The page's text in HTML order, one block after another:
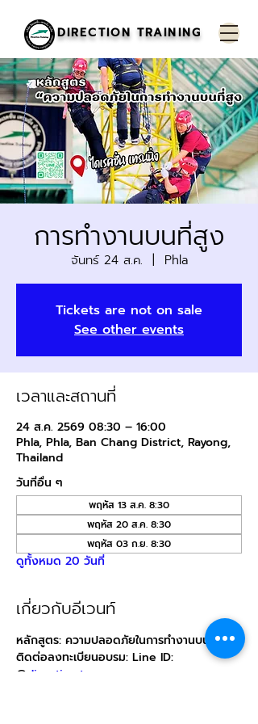
DIRECTION TRAINING
การทำงานบนที่สูง
จันทร์ 24 ส.ค. Phla
Tickets are not on sale
See other events
เวลาและสถานที่
24 ส.ค. 2569 08:30 – 16:00
Phla, Phla, Ban Chang District, Rayong,
Thailand
วันที่อื่น ๆ
พฤหัส 13 ส.ค. 8:30
พฤหัส 20 ส.ค. 8:30
พฤหัส 03 ก.ย. 8:30
ดูทั้งหมด 20 วันที่
เกี่ยวกับอีเวนท์
หลักสูตร: ความปลอดภัยในการทำงานบนที่สูง
ติดต่อลงทะเบียนอบรม: Line ID:
@ direction.tn